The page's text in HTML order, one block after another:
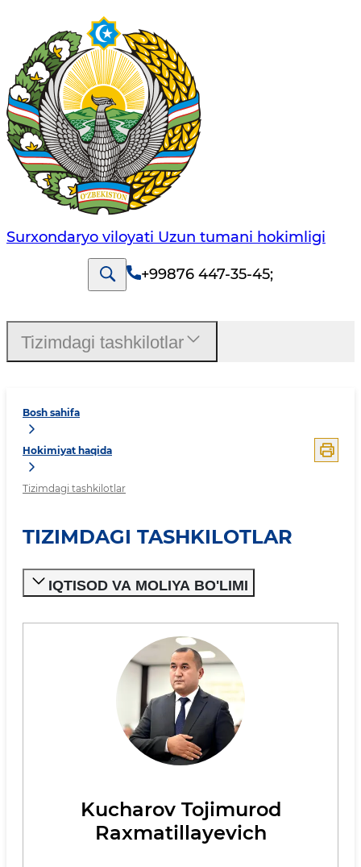
Surxondaryo viloyati Uzun tumani hokimligi
+99876 447-35-45;
Bosh sahifa
Hokimiyat haqida
Tizimdagi tashkilotlar
TIZIMDAGI TASHKILOTLAR
IQTISOD VA MOLIYA BO'LIMI
Kucharov Tojimurod
Raxmatillayevich
Tizimdagi tashkilotlar